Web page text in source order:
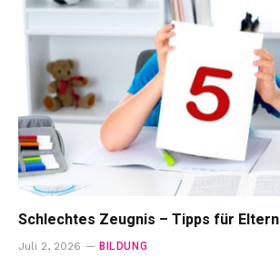
Schlechtes Zeugnis – Tipps für Eltern
Juli 2, 2026 BILDUNG